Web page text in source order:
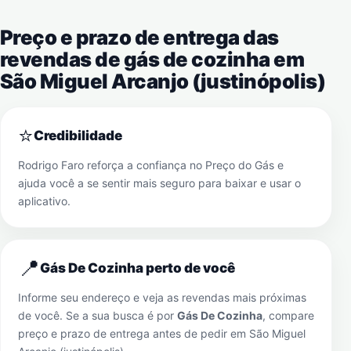
Preço e prazo de entrega das
revendas de gás de cozinha em
São Miguel Arcanjo (justinópolis)
⭐Credibilidade
Rodrigo Faro reforça a confiança no Preço do Gás e
ajuda você a se sentir mais seguro para baixar e usar o
aplicativo.
📍Gás De Cozinha perto de você
Informe seu endereço e veja as revendas mais próximas
de você. Se a sua busca é por Gás De Cozinha, compare
preço e prazo de entrega antes de pedir em São Miguel